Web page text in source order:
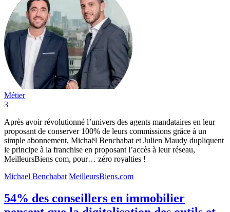
Métier
3
Après avoir révolutionné l’univers des agents mandataires en leur
proposant de conserver 100% de leurs commissions grâce à un
simple abonnement, Michaël Benchabat et Julien Maudy dupliquent
le principe à la franchise en proposant l’accès à leur réseau,
MeilleursBiens com, pour… zéro royalties !
Michael Benchabat MeilleursBiens.com
54% des conseillers en immobilier